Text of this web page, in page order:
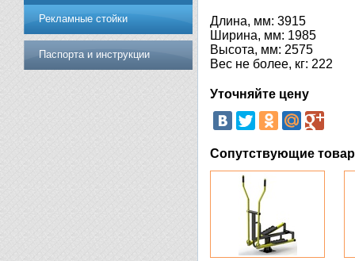
Длина, мм: 3915
Ширина, мм: 1985
Высота, мм: 2575
Вес не более, кг: 222
Уточняйте цену
Сопутствующие
Рекламные стойки
Паспорта и инструкции